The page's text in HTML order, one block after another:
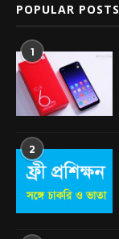
POPULAR POSTS
1
2